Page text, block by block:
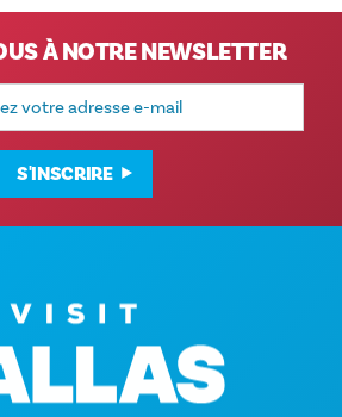
À NOTRE NEWSLETTER
S'INSCRIRE